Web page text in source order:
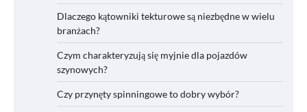
Dlaczego kątowniki tekturowe są niezbędne w wielu
branżach?
Czym charakteryzują się myjnie dla pojazdów
szynowych?
Czy przynęty spinningowe to dobry wybór?